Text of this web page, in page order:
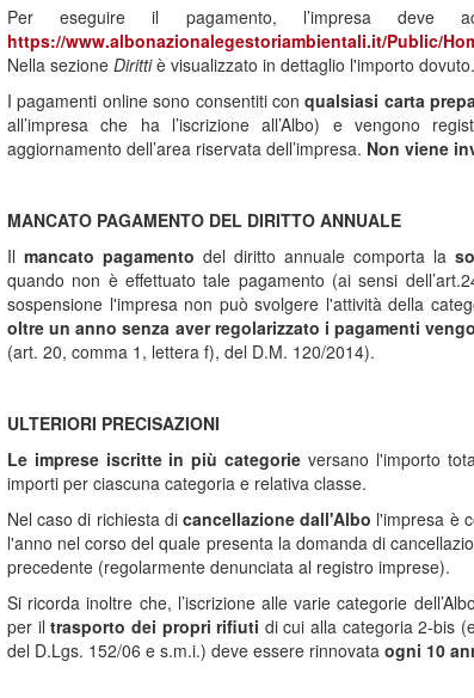
Per eseguire il pagamento, l’impresa deve
https://www.albonazionalegestoriambientali.it/Public/
Nella sezione Dirittiè visualizzato in dettaglio l'importo dovuto.
I pagamenti online sono consentiti conqualsiasi carta
all’impresa che ha l’iscrizione all’Albo) e vengono
aggiornamento dell’area riservata dell’impresa. Non viene
MANCATO PAGAMENTO DEL DIRITTO ANNUALE
Il mancato pagamento del diritto annuale comporta la
quando non è effettuato tale pagamento (ai sensi
sospensione l'impresa non può svolgere l'attività della
oltre un anno senza aver regolarizzato i pagamenti
(art. 20, comma 1, lettera f), del D.M. 120/2014).
ULTERIORI PRECISAZIONI
Le imprese iscritte in più categorie versano l'importo
importi per ciascuna categoria e relativa classe.
Nel caso di richiesta di cancellazione dall'Albo l'impresa è
l'anno nel corso del quale presenta la domanda di
precedente (regolarmente denunciata al registro imprese).
Si ricorda inoltre che, l’iscrizione alle varie categorie
per iltrasporto dei propri rifiuti di cui alla categoria 2-bis
del D.Lgs. 152/06 e s.m.i.) deve essere rinnovata ogni 10